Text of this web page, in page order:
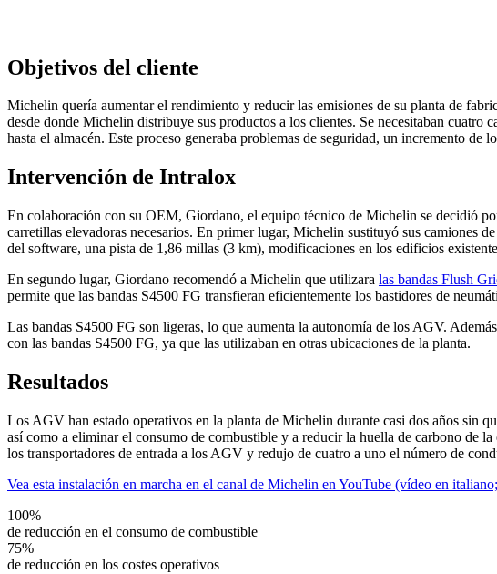
Objetivos del cliente
Michelin quería aumentar el rendimiento y reducir las emisiones de su planta de
desde donde Michelin distribuye sus productos a los clientes. Se necesitaban
hasta el almacén. Este proceso generaba problemas de seguridad, un incremento
Intervención de Intralox
En colaboración con su OEM, Giordano, el equipo técnico de Michelin se decidió
carretillas elevadoras necesarios. En primer lugar, Michelin sustituyó sus camiones
del software, una pista de 1,86 millas (3 km), modificaciones en los edificios
En segundo lugar, Giordano recomendó a Michelin que utilizara las bandas Flush
permite que las bandas S4500 FG transfieran eficientemente los bastidores de
Las bandas S4500 FG son ligeras, lo que aumenta la autonomía de los AGV.
con las bandas S4500 FG, ya que las utilizaban en otras ubicaciones de la planta.
Resultados
Los AGV han estado operativos en la planta de Michelin durante casi dos años sin
así como a eliminar el consumo de combustible y a reducir la huella de carbono de
los transportadores de entrada a los AGV y redujo de cuatro a uno el número de
Vea esta instalación en marcha en el canal de Michelin en YouTube (vídeo en
100%
de reducción en el consumo de combustible
75%
de reducción en los costes operativos